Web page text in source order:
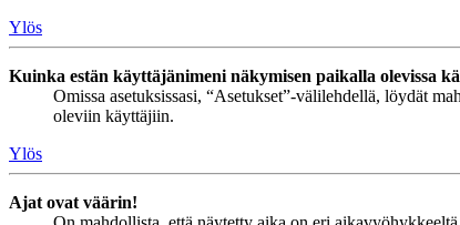
Ylös
Kuinka estän käyttäjänimeni näkymisen paikalla olevissa
Omissa asetuksissasi, “Asetukset”-välilehdellä, löydät
oleviin käyttäjiin.
Ylös
Ajat ovat väärin!